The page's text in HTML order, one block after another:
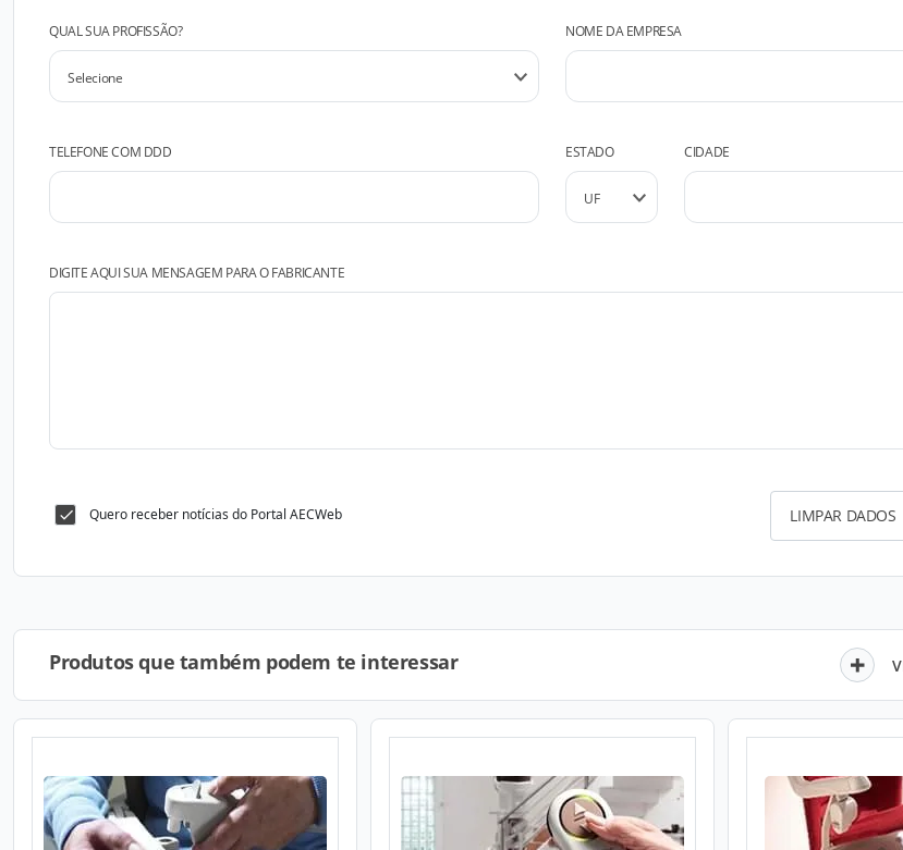
QUAL SUA PROFISSÃO? NOME DA EMPRESA
TELEFONE COM DDD ESTADO CIDADE
DIGITE AQUI SUA MENSAGEM PARA O FABRICANTE
Quero receber notícias do Portal AECWeb LIMPAR DADOS
Produtos que também podem te interessar